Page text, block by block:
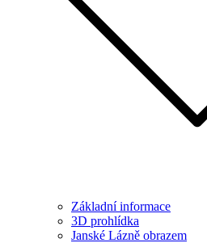
Základní informace
3D prohlídka
Janské Lázně obrazem